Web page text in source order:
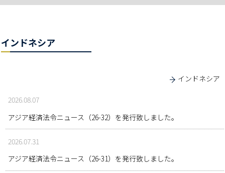
インドネシア
インドネシア
2026.08.07
アジア経済法令ニュース（26-32）を発行致しました。
2026.07.31
アジア経済法令ニュース（26-31）を発行致しました。